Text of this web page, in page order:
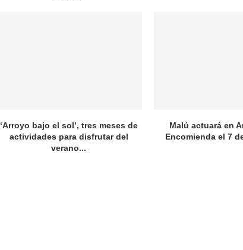
‘Arroyo bajo el sol’, tres meses de
actividades para disfrutar del
verano...
Malú actuará en
Encomienda el 7